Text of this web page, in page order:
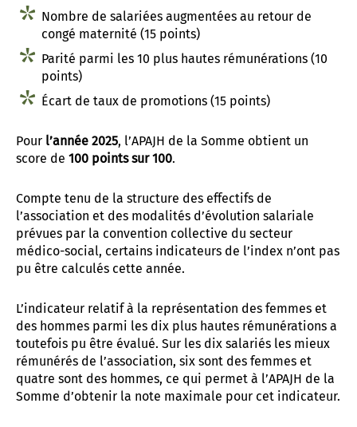
Nombre de salariées augmentées au retour de
congé maternité (15 points)
Parité parmi les 10 plus hautes rémunérations (10
points)
Écart de taux de promotions (15 points)
Pour l’année 2025, l’APAJH de la Somme obtient un
score de 100 points sur 100.
Compte tenu de la structure des effectifs de
l’association et des modalités d’évolution salariale
prévues par la convention collective du secteur
médico-social, certains indicateurs de l’index n’ont pas
pu être calculés cette année.
L’indicateur relatif à la représentation des femmes et
des hommes parmi les dix plus hautes rémunérations a
toutefois pu être évalué. Sur les dix salariés les mieux
rémunérés de l’association, six sont des femmes et
quatre sont des hommes, ce qui permet à l’APAJH de la
Somme d’obtenir la note maximale pour cet indicateur.